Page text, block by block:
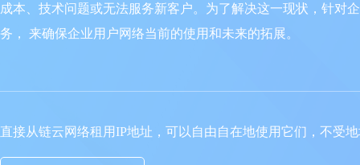
成本、技术问题或无法服务新客户。为了解决这一现状，针对
务， 来确保企业用户网络当前的使用和未来的拓展。
直接从链云网络租用IP地址，可以自由自在地使用它们，不受